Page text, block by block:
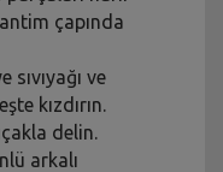
çapında
ve
kızdırın.
delin.
arkalı